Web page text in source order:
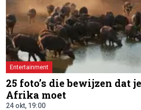
Entertainment
25 foto’s die bewijzen dat
Afrika moet
24 okt, 19:00